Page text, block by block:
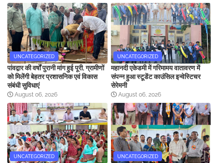
UNCATEGORIZED
पांवद्वार की वर्षों पुरानी मांग हुई पूरी, ग्रामीणों
को मिलेंगी बेहतर प्रशासनिक एवं विकास
संबंधी सुविधाएं
August 06, 2026
UNCATEGORIZED
महानदी एकेडमी में गरिमामय वातावरण में
संपन्न हुआ स्टूडेंट काउंसिल इन्वेस्टिचर
सेरेमनी
August 06, 2026
UNCATEGORIZED UNCATEGORIZED